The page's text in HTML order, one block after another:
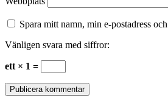
Spara mitt namn, min e-postadress
Vänligen svara med siffror:
ett × 1 =